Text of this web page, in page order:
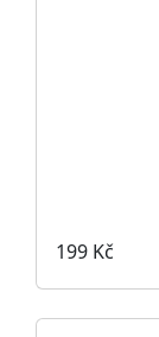
199 Kč